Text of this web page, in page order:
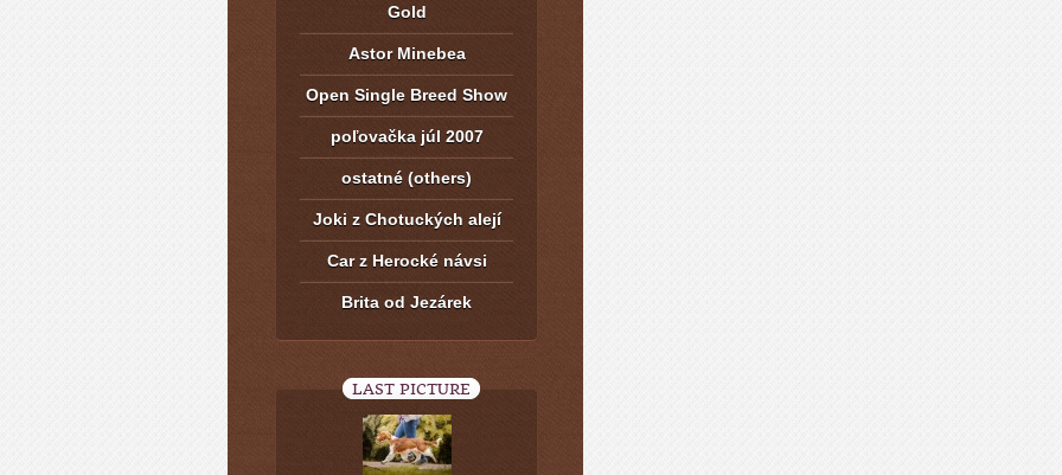
Gold
Astor Minebea
Open Single Breed Show
poľovačka júl 2007
ostatné (others)
Joki z Chotuckých alejí
Car z Herocké návsi
Brita od Jezárek
LAST PICTURE